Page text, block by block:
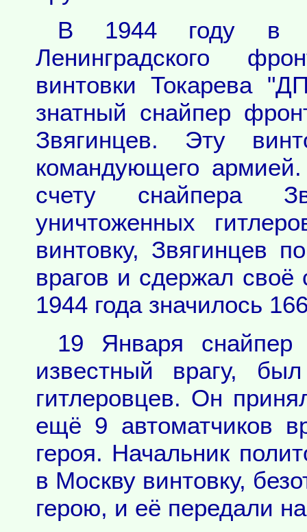
В 1944 году в
Ленинградского
винтовки Токарева
знатный снайпер
Звягинцев. Эту
командующего
счету снайпера
уничтоженных
винтовку, Звягинцев
врагов и сдержал
1944 года значилось
19 Января снайпер
известный врагу,
гитлеровцев. Он
ещё 9 автоматчиков
героя. Начальник
в Москву винтовку,
герою, и её передали